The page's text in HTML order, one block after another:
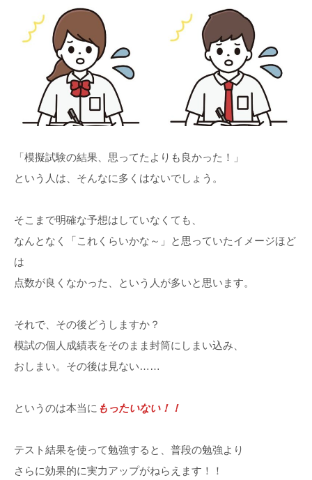
「模擬試験の結果、思ってたよりも良かった！」
という人は、そんなに多くはないでしょう。
そこまで明確な予想はしていなくても、
なんとなく「これくらいかな～」と思っていたイメージほど
は
点数が良くなかった、という人が多いと思います。
それで、その後どうしますか？
模試の個人成績表をそのまま封筒にしまい込み、
おしまい。その後は見ない……
というのは本当に もったいない！！
テスト結果を使って勉強すると、普段の勉強より
さらに効果的に実力アップがねらえます！！